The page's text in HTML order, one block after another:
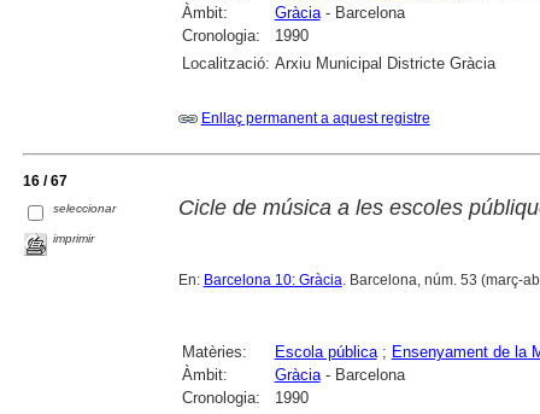
Àmbit:
Gràcia- Barcelona
Cronologia:
1990
Localització: Arxiu Municipal Districte Gràcia
Enllaç permanent a aquest registre
16 / 67
seleccionar
imprimir
Cicle de música a les escoles
En: Barcelona 10: Gràcia . Barcelona, núm. 53 (març-
Matèries: Escola pública; Ensenyament de la
Àmbit:
Gràcia- Barcelona
Cronologia:
1990